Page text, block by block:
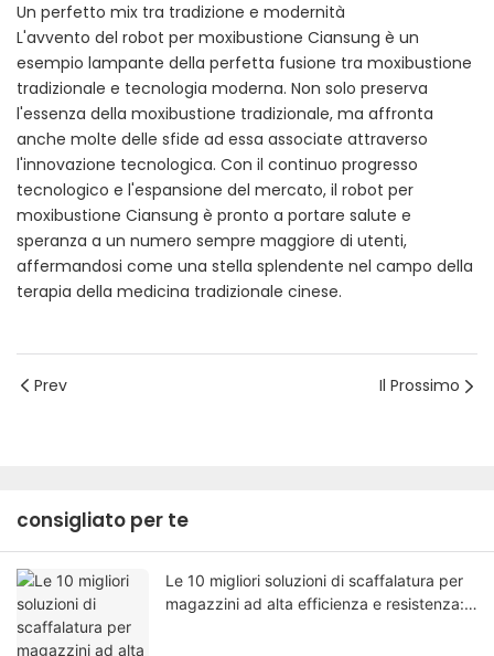
Un perfetto mix tra tradizione e modernità
L'avvento del robot per moxibustione Ciansung è un
esempio lampante della perfetta fusione tra moxibustione
tradizionale e tecnologia moderna. Non solo preserva
l'essenza della moxibustione tradizionale, ma affronta
anche molte delle sfide ad essa associate attraverso
l'innovazione tecnologica. Con il continuo progresso
tecnologico e l'espansione del mercato, il robot per
moxibustione Ciansung è pronto a portare salute e
speranza a un numero sempre maggiore di utenti,
affermandosi come una stella splendente nel campo della
terapia della medicina tradizionale cinese.
Prev Il Prossimo
consigliato per te
Le 10 migliori soluzioni di scaffalatura per
magazzini ad alta efficienza e resistenza: